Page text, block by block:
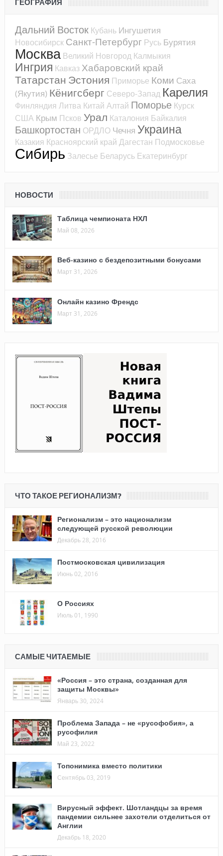
ГЕОГРАФИЯ
Дальний Восток Кубань Ингушетия
Новосибирск Санкт-Петербург Русь Бурятия
Москва Великий Новгород Калмыкия
Ингрия Кавказ Хабаровский край
Татарстан Эстония Приморье Коми Саха
(Якутия) Кёнигсберг Северо-Запад Карелия
Финляндия Литва Китай Алтай Поморье Курск
США Крым Псков Урал Каталония Байкалия
Башкортостан ОРДЛО Чечня Украина
Казакия Красноярский край Дагестан Подмосковье
Сибирь Залесье Беларусь Екатеринбург
НОВОСТИ
Таблица чемпионата НХЛ
Май 08, 2026
Веб-казино с бездепозитными бонусами
Март 31, 2026
Онлайн казино Френдс
Март 31, 2026
ЧТО ТАКОЕ РЕГИОНАЛИЗМ?
Регионализм – это национализм
следующей русской революции
Декабрь 28, 2016
Постмосковская цивилизация
Июнь 02, 2016
О Россиях
Июль 01, 1990
САМЫЕ ЧИТАЕМЫЕ
«Россия – это страна, созданная для
защиты Москвы»
Январь 30, 2024
Проблема Запада – не «русофобия», а
русофилия
Май 23, 2022
Топонимика вместо политики
Сентябрь 03, 2019
Вирусный эффект. Шотландцы за время
пандемии сильнее захотели отделиться от
Англии
Декабрь 18, 2020